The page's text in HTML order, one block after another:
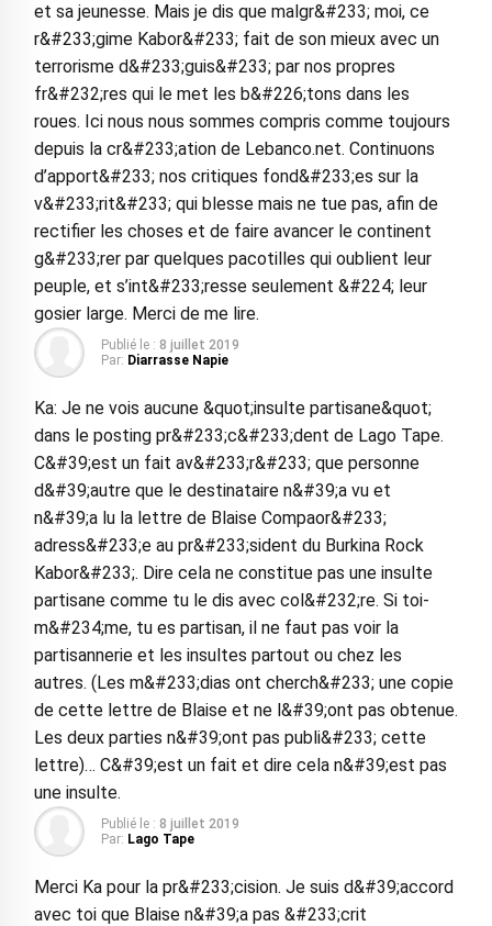
et sa jeunesse. Mais je dis que malgr&#233; moi, ce
r&#233;gime Kabor&#233; fait de son mieux avec un
terrorisme d&#233;guis&#233; par nos propres
fr&#232;res qui le met les b&#226;tons dans les
roues. Ici nous nous sommes compris comme toujours
depuis la cr&#233;ation de Lebanco.net. Continuons
d’apport&#233; nos critiques fond&#233;es sur la
v&#233;rit&#233; qui blesse mais ne tue pas, afin de
rectifier les choses et de faire avancer le continent
g&#233;rer par quelques pacotilles qui oublient leur
peuple, et s’int&#233;resse seulement &#224; leur
gosier large. Merci de me lire.
Publié le : 8 juillet 2019
Par: Diarrasse Napie
Ka: Je ne vois aucune &quot;insulte partisane&quot;
dans le posting pr&#233;c&#233;dent de Lago Tape.
C&#39;est un fait av&#233;r&#233; que personne
d&#39;autre que le destinataire n&#39;a vu et
n&#39;a lu la lettre de Blaise Compaor&#233;
adress&#233;e au pr&#233;sident du Burkina Rock
Kabor&#233;. Dire cela ne constitue pas une insulte
partisane comme tu le dis avec col&#232;re. Si toi-
m&#234;me, tu es partisan, il ne faut pas voir la
partisannerie et les insultes partout ou chez les
autres. (Les m&#233;dias ont cherch&#233; une copie
de cette lettre de Blaise et ne l&#39;ont pas obtenue.
Les deux parties n&#39;ont pas publi&#233; cette
lettre)… C&#39;est un fait et dire cela n&#39;est pas
une insulte.
Publié le : 8 juillet 2019
Par: Lago Tape
Merci Ka pour la pr&#233;cision. Je suis d&#39;accord
avec toi que Blaise n&#39;a pas &#233;crit